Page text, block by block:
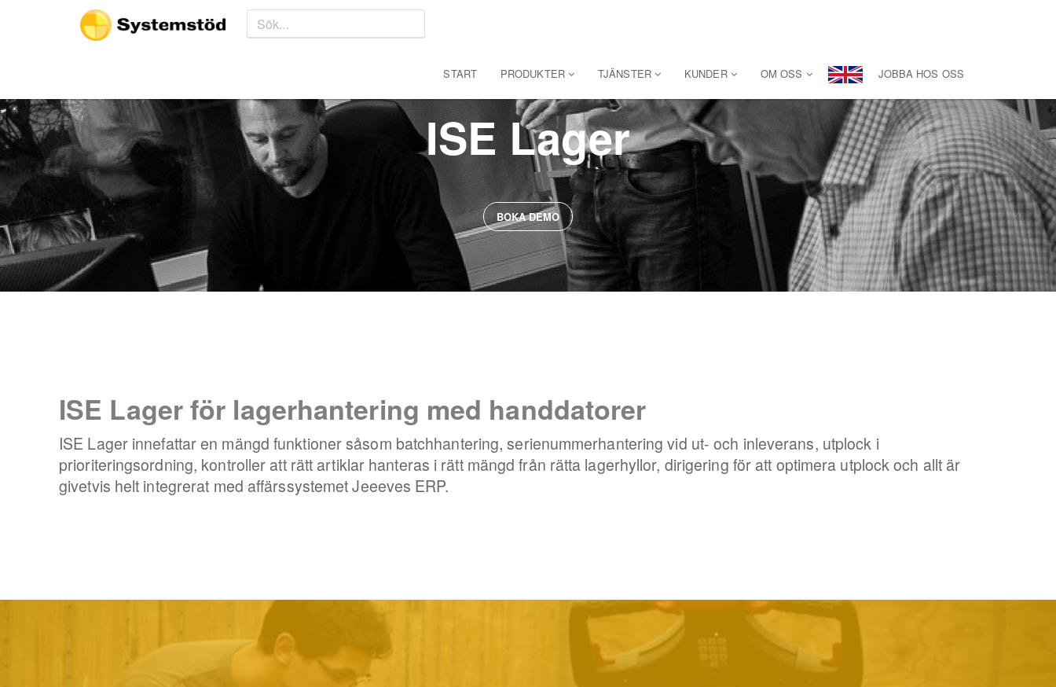
START PRODUKTER TJÄNSTER KUNDER OM OSS JOBBA HOS OSS
ISE Lager
BOKA DEMO
ISE Lager för lagerhantering med handdatorer
ISE Lager innefattar en mängd funktioner såsom batchhantering, serienummerhantering vid ut- och inleverans, utplock i
prioriteringsordning, kontroller att rätt artiklar hanteras i rätt mängd från rätta lagerhyllor, dirigering för att optimera utplock och allt är
givetvis helt integrerat med affärssystemet Jeeeves ERP.